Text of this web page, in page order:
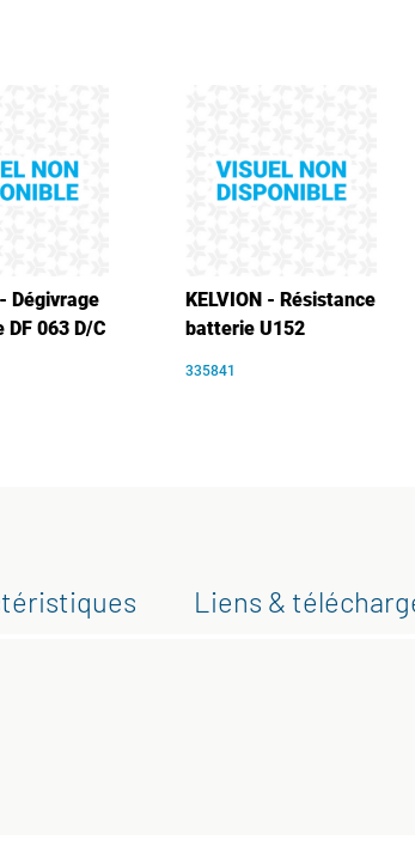
Dégivrage
063 D/C
KELVION - Résistance
batterie U152
335841
Liens &